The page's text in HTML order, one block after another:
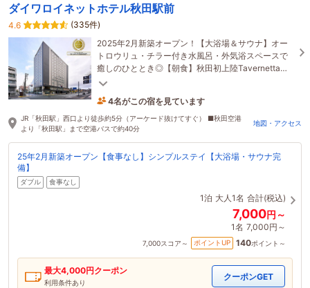
ダイワロイネットホテル秋田駅前
4.6
(335件)
2025年2月新築オープン！【大浴場＆サウナ】オー
トロウリュ・チラー付き水風呂・外気浴スペースで
癒しのひととき◎【朝食】秋田初上陸Tavernetta
Salvatoreの和洋食ビュッフェ1階にコンビニ有りで
4名がこの宿を見ています
2時間前に予約されました
JR「秋田駅」西口より徒歩約5分（アーケード抜けてすぐ） ■秋田空港
より「秋田駅」まで空港バスで約40分
地図・アクセス
25年2月新築オープン【食事なし】シンプルステイ【大浴場・サウナ完
備】
ダブル 食事なし
1泊 大人1名 合計(税込)
7,000円～
1名 7,000円～
7,000スコア～ ポイントUP 140ポイント～
最大4,000円クーポン
利用条件あり
クーポンGET